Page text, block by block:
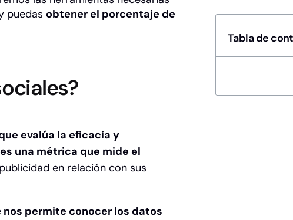
puedas obtener el porcentaje de
evalúa la eficacia y
es una métrica que mide el
en relación con sus
nos permite conocer los datos
Tabla de